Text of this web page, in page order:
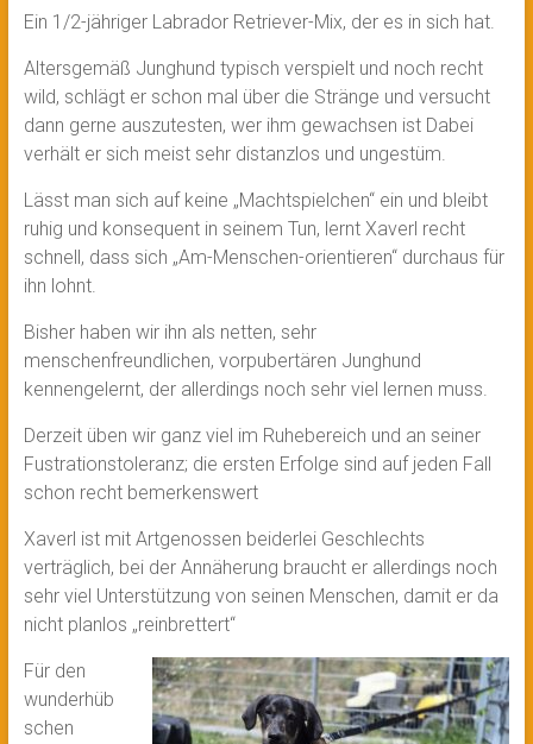
Ein 1/2-jähriger Labrador Retriever-Mix, der es in sich hat.
Altersgemäß Junghund typisch verspielt und noch recht
wild, schlägt er schon mal über die Stränge und versucht
dann gerne auszutesten, wer ihm gewachsen ist Dabei
verhält er sich meist sehr distanzlos und ungestüm.
Lässt man sich auf keine „Machtspielchen“ ein und bleibt
ruhig und konsequent in seinem Tun, lernt Xaverl recht
schnell, dass sich „Am-Menschen-orientieren“ durchaus für
ihn lohnt.
Bisher haben wir ihn als netten, sehr
menschenfreundlichen, vorpubertären Junghund
kennengelernt, der allerdings noch sehr viel lernen muss.
Derzeit üben wir ganz viel im Ruhebereich und an seiner
Fustrationstoleranz; die ersten Erfolge sind auf jeden Fall
schon recht bemerkenswert
Xaverl ist mit Artgenossen beiderlei Geschlechts
verträglich, bei der Annäherung braucht er allerdings noch
sehr viel Unterstützung von seinen Menschen, damit er da
nicht planlos „reinbrettert“
Für den
wunderhüb
schen